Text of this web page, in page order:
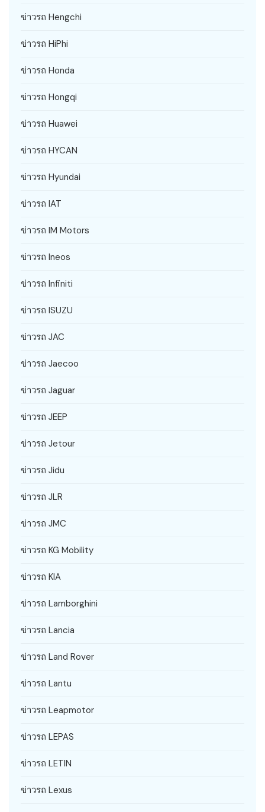
ข่าวรถ Hengchi
ข่าวรถ HiPhi
ข่าวรถ Honda
ข่าวรถ Hongqi
ข่าวรถ Huawei
ข่าวรถ HYCAN
ข่าวรถ Hyundai
ข่าวรถ IAT
ข่าวรถ IM Motors
ข่าวรถ Ineos
ข่าวรถ Infiniti
ข่าวรถ ISUZU
ข่าวรถ JAC
ข่าวรถ Jaecoo
ข่าวรถ Jaguar
ข่าวรถ JEEP
ข่าวรถ Jetour
ข่าวรถ Jidu
ข่าวรถ JLR
ข่าวรถ JMC
ข่าวรถ KG Mobility
ข่าวรถ KIA
ข่าวรถ Lamborghini
ข่าวรถ Lancia
ข่าวรถ Land Rover
ข่าวรถ Lantu
ข่าวรถ Leapmotor
ข่าวรถ LEPAS
ข่าวรถ LETIN
ข่าวรถ Lexus